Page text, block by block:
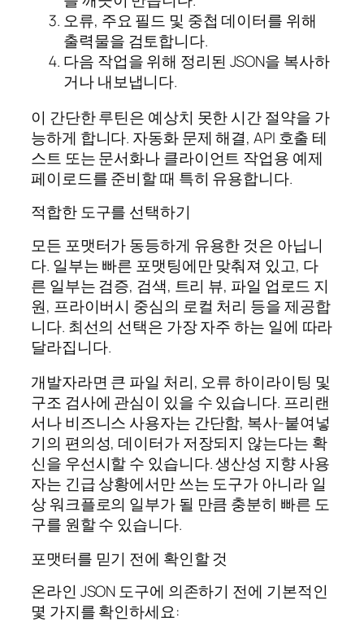
오류, 주요 필드 및 중첩 데이터를 위해
출력물을 검토합니다.
다음 작업을 위해 정리된 JSON을 복사하
거나 내보냅니다.
이 간단한 루틴은 예상치 못한 시간 절약을 가
능하게 합니다. 자동화 문제 해결, API 호출 테
스트 또는 문서화나 클라이언트 작업용 예제
페이로드를 준비할 때 특히 유용합니다.
적합한 도구를 선택하기
모든 포맷터가 동등하게 유용한 것은 아닙니
다. 일부는 빠른 포맷팅에만 맞춰져 있고, 다
른 일부는 검증, 검색, 트리 뷰, 파일 업로드 지
원, 프라이버시 중심의 로컬 처리 등을 제공합
니다. 최선의 선택은 가장 자주 하는 일에 따라
달라집니다.
개발자라면 큰 파일 처리, 오류 하이라이팅 및
구조 검사에 관심이 있을 수 있습니다. 프리랜
서나 비즈니스 사용자는 간단함, 복사-붙여넣
기의 편의성, 데이터가 저장되지 않는다는 확
신을 우선시할 수 있습니다. 생산성 지향 사용
자는 긴급 상황에서만 쓰는 도구가 아니라 일
상 워크플로의 일부가 될 만큼 충분히 빠른 도
구를 원할 수 있습니다.
포맷터를 믿기 전에 확인할 것
온라인 JSON 도구에 의존하기 전에 기본적인
몇 가지를 확인하세요: